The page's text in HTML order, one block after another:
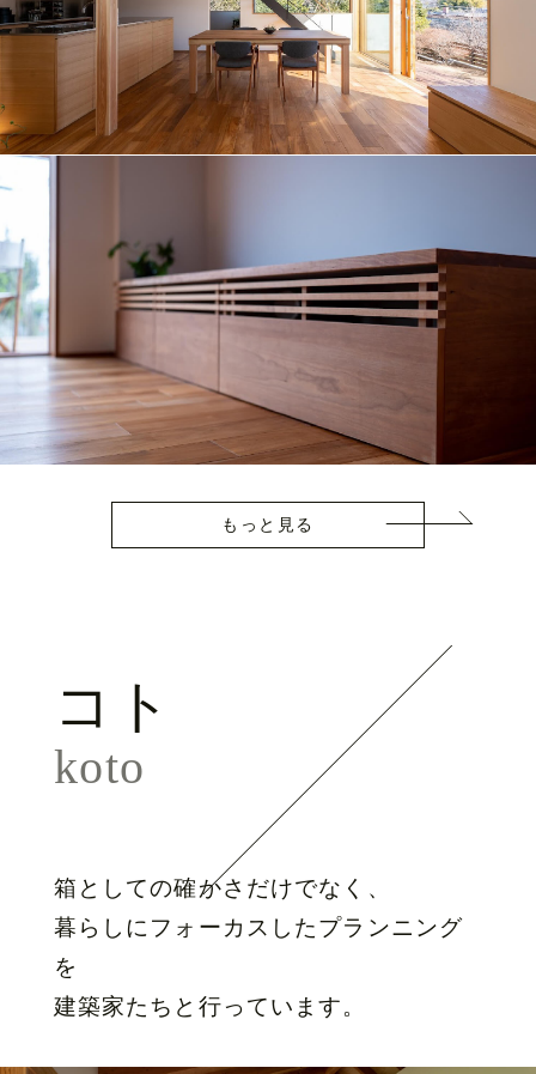
もっと見る
コト
koto
箱としての確かさだけでなく、
暮らしにフォーカスしたプランニング
を
建築家たちと行っています。